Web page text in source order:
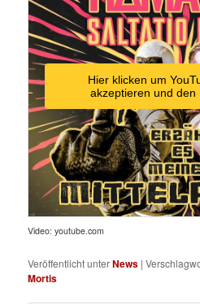
Hier klicken um
akzeptieren und den
Video: youtube.com
Veröffentlicht unterNews |
Mortis